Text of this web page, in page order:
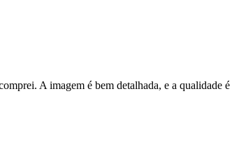
A imagem é bem detalhada, e a qualidade